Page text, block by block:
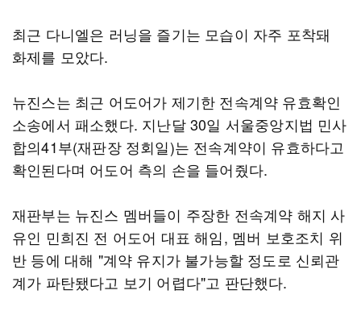
최근 다니엘은 러닝을 즐기는 모습이 자주 포착돼
화제를 모았다.
뉴진스는 최근 어도어가 제기한 전속계약 유효확인
소송에서 패소했다. 지난달 30일 서울중앙지법 민사
합의41부(재판장 정회일)는 전속계약이 유효하다고
확인된다며 어도어 측의 손을 들어줬다.
재판부는 뉴진스 멤버들이 주장한 전속계약 해지 사
유인 민희진 전 어도어 대표 해임, 멤버 보호조치 위
반 등에 대해 "계약 유지가 불가능할 정도로 신뢰관
계가 파탄됐다고 보기 어렵다"고 판단했다.